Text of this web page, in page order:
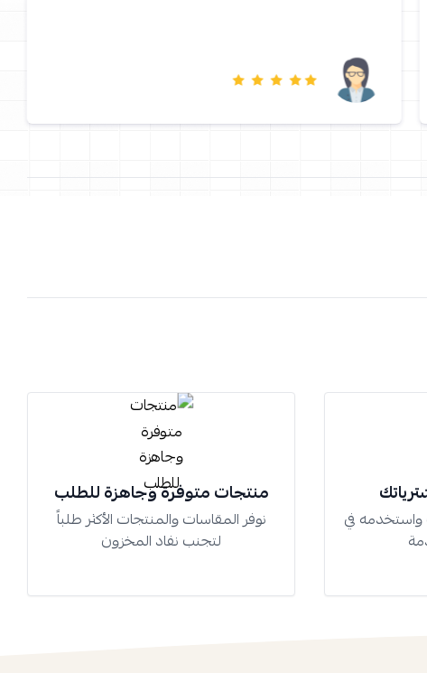
في
منتجات متوفرة وجاهزة للطلب
نوفر المقاسات والمنتجات الأكثر طلباً
لتجنب نفاد المخزون